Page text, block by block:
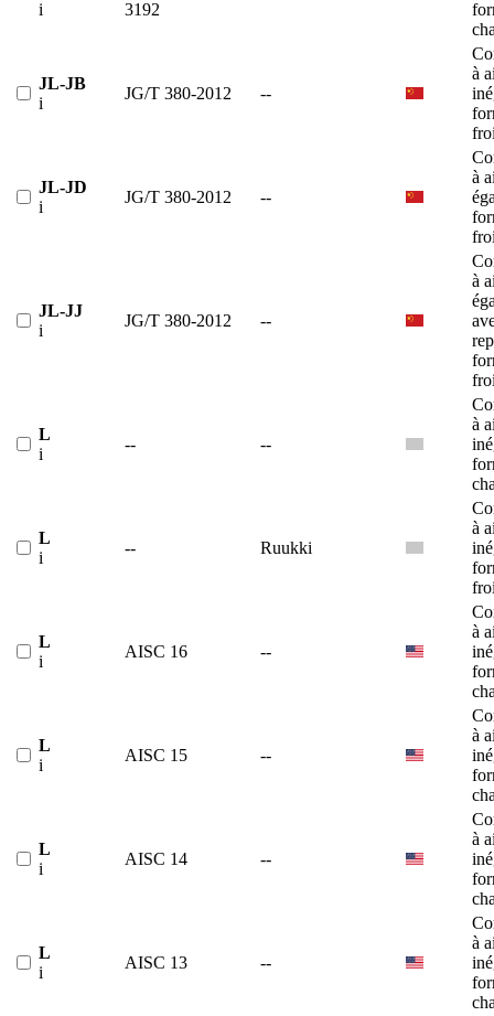
i 3192
JL-JB
i
JG/T 380-2012 --
à
JL-JD
i
JG/T 380-2012 --
à
JL-JJ
i
JG/T 380-2012 --
à
L
i
-- --
à
L
i
-- Ruukki
à
L
i
AISC 16 --
à
L
i
AISC 15 --
à
L
i
AISC 14 --
à
L
i
AISC 13 --
à